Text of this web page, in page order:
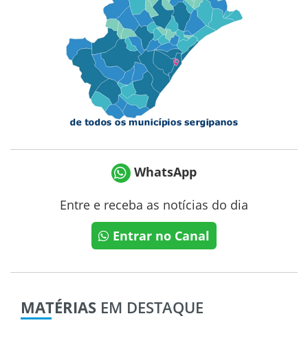
WhatsApp
Entre e receba as notícias do dia
Entrar no Canal
MATÉRIAS EM DESTAQUE